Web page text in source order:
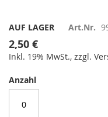
AUF LAGER Art.Nr.
2,50 €
Inkl. 19% MwSt., zzgl.
Anzahl